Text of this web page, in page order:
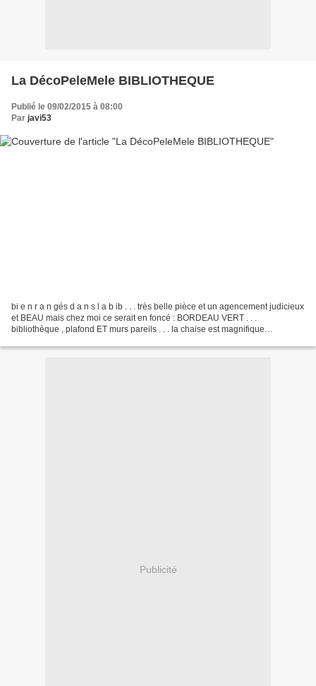
La DécoPeleMele BIBLIOTHEQUE
Publié le 09/02/2015 à 08:00
Par javi53
bi e n r a n gés d a n s l a b ib . . . très belle pièce et un agencement judicieux
et BEAU mais chez moi ce serait en foncé : BORDEAU VERT . . .
bibliothèque , plafond ET murs pareils . . . la chaise est magnifique
Publicité